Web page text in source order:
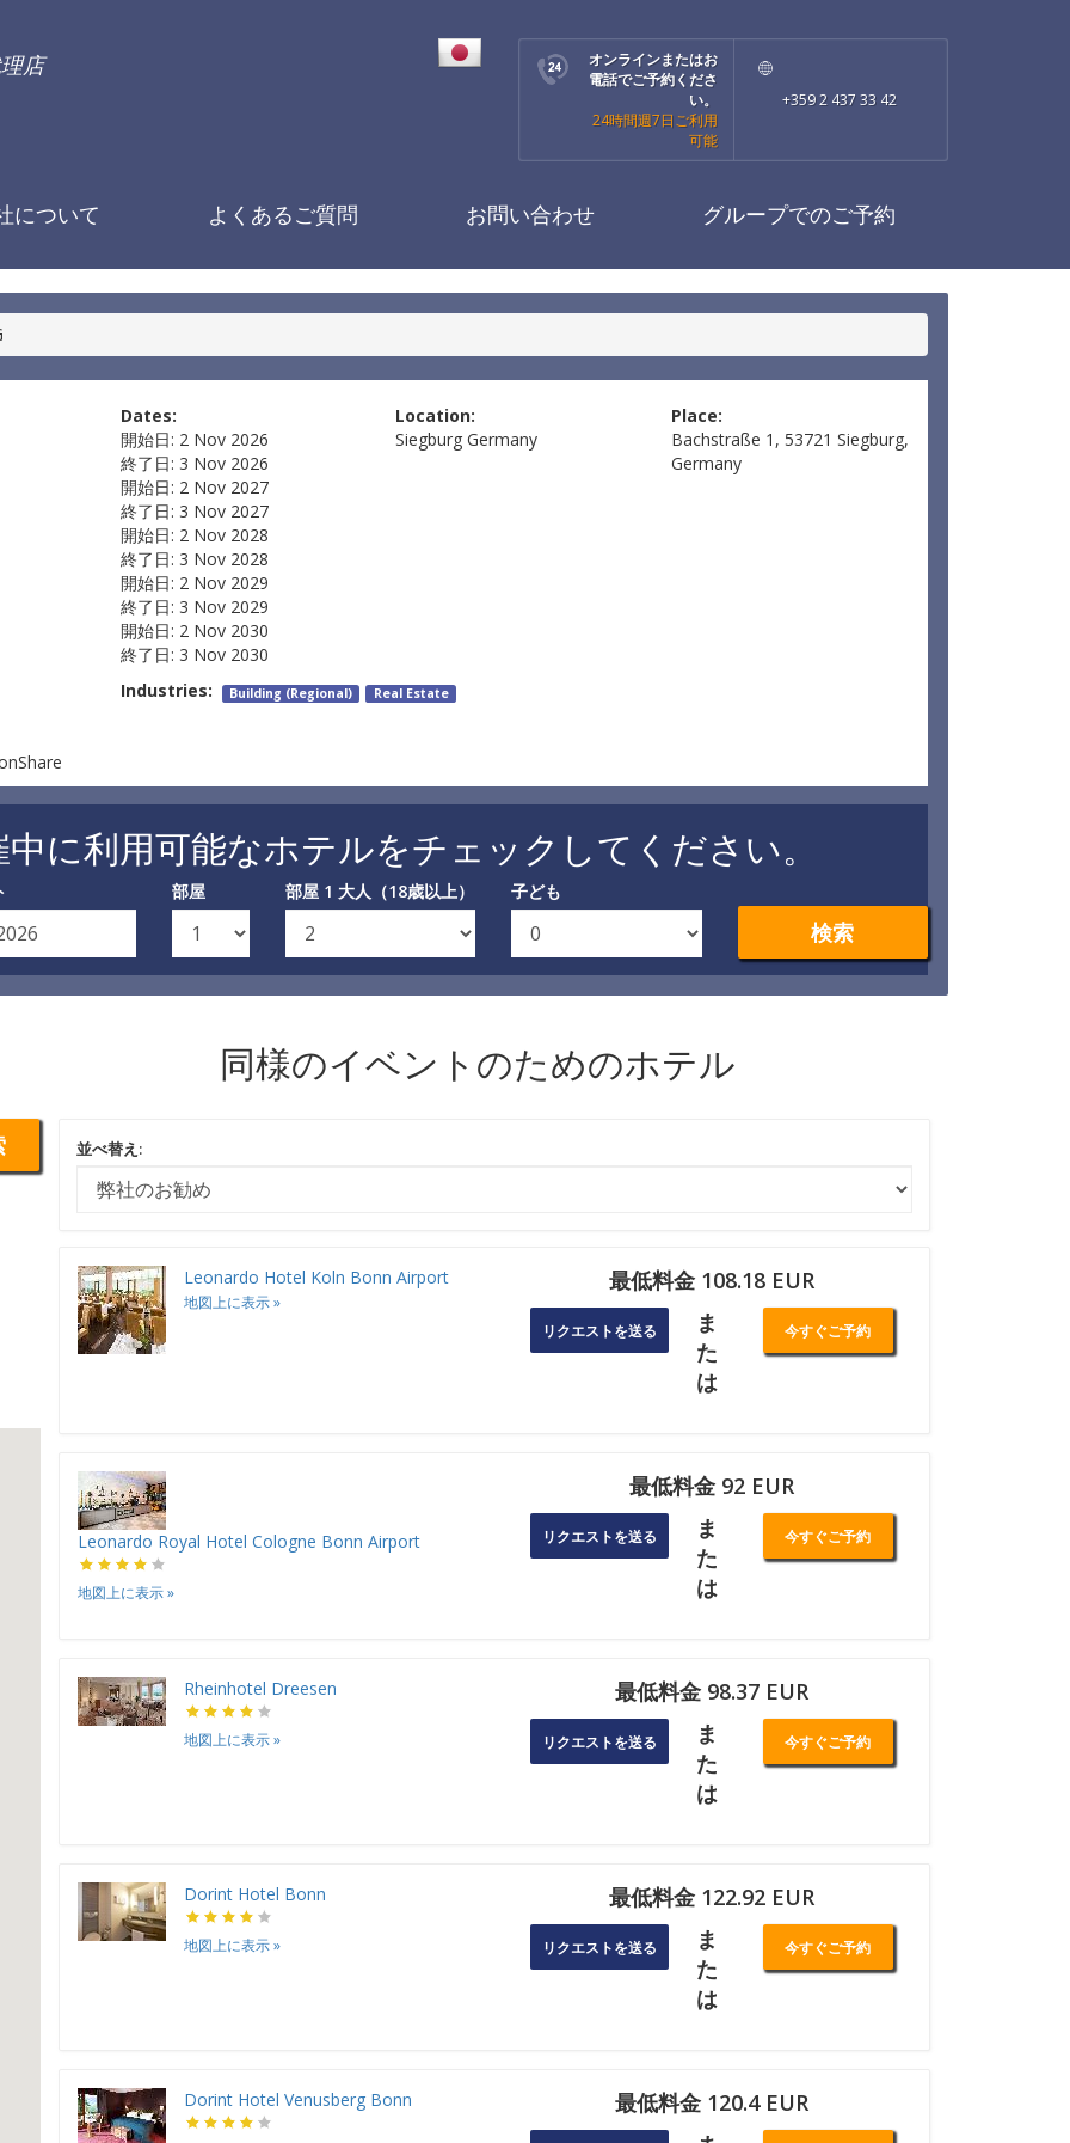
店
オンラインまたはお
電話でご予約くださ
い。
24時間週7日ご利用
可能
+359 2 437 33 42
について よくあるご質問 お問い合わせ グループでのご予約
Dates:
開始日: 2 Nov 2026
終了日: 3 Nov 2026
開始日: 2 Nov 2027
終了日: 3 Nov 2027
開始日: 2 Nov 2028
終了日: 3 Nov 2028
開始日: 2 Nov 2029
終了日: 3 Nov 2029
開始日: 2 Nov 2030
終了日: 3 Nov 2030
Location:
Siegburg Germany
Place:
Bachstraße 1, 53721 Siegburg,
Germany
Industries: Building (Regional) Real Estate
に利用可能なホテルをチェックしてください。
部屋 部屋 1 大人（18歳以上） 子ども
検索
同様のイベントのためのホテル
並べ替え:
Leonardo Hotel Koln Bonn Airport
地図上に表示»
最低料金 108.18 EUR
リクエストを送る
ま
た
は
今すぐご予約
Leonardo Royal Hotel Cologne Bonn Airport
地図上に表示»
最低料金 92 EUR
リクエストを送る
ま
た
は
今すぐご予約
Rheinhotel Dreesen
地図上に表示»
最低料金 98.37 EUR
リクエストを送る
ま
た
は
今すぐご予約
Dorint Hotel Bonn
地図上に表示»
最低料金 122.92 EUR
リクエストを送る
ま
た
は
今すぐご予約
Dorint Hotel Venusberg Bonn 最低料金 120.4 EUR